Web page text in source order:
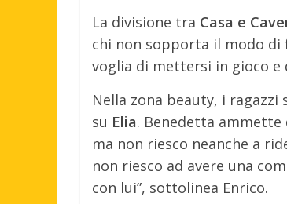
La divisione tra Casa e
chi non sopporta il modo di
voglia di mettersi in gioco e
Nella zona beauty, i
su Elia. Benedetta ammette
ma non riesco neanche a
non riesco ad avere una
con lui”, sottolinea Enrico.